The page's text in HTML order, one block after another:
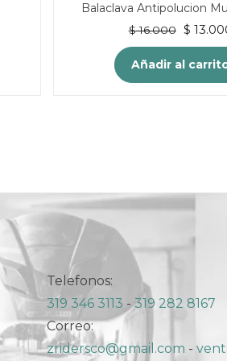
Balaclava Antipolucion
$16.000
El
precio
original
era:
$
Añadir al
Telefonos:
319 346 3113 -319 282 8167
Correo:
zridersco@gmail.com -